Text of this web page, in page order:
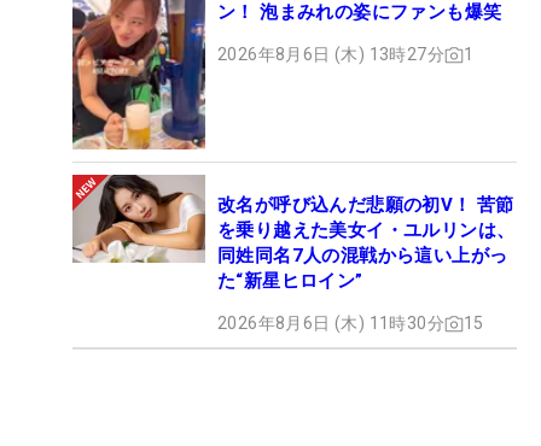
ン！ 泡まみれの姿にファンも爆笑
2026年8月6日 (木) 13時27分 1
改名が呼び込んだ悲願の初V！ 苦節
を乗り越えた美女イ・ユルリンは、
同姓同名7人の混戦から這い上がっ
た“新星ヒロイン”
2026年8月6日 (木) 11時30分 15